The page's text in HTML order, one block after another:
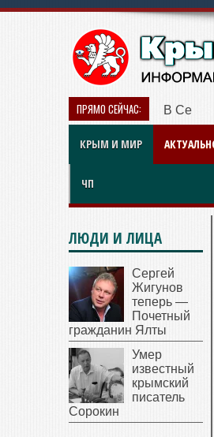
ПРЯМО СЕЙЧАС: В
КРЫМ И МИР
ЧП
ЛЮДИ И ЛИЦА
Сергей
Жигунов
теперь —
Почетный
гражданин Ялты
Умер
известный
крымский
писатель
Сорокин